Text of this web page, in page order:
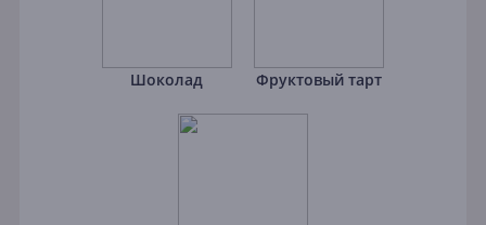
Шоколад Фруктовый тарт